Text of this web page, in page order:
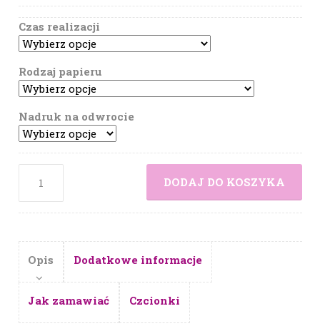
Czas realizacji
Rodzaj papieru
Nadruk na odwrocie
DODAJ DO KOSZYKA
Opis Dodatkowe informacje
Jak zamawiać Czcionki